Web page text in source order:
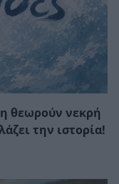
θεωρούν νεκρή
την ιστορία!